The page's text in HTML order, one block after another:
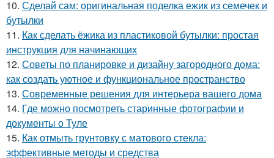
10. Сделай сам: оригинальная поделка ежик из семечек и
бутылки
11. Как сделать ёжика из пластиковой бутылки: простая
инструкция для начинающих
12. Советы по планировке и дизайну загородного дома:
как создать уютное и функциональное пространство
13. Современные решения для интерьера вашего дома
14. Где можно посмотреть старинные фотографии и
документы о Туле
15. Как отмыть грунтовку с матового стекла:
эффективные методы и средства